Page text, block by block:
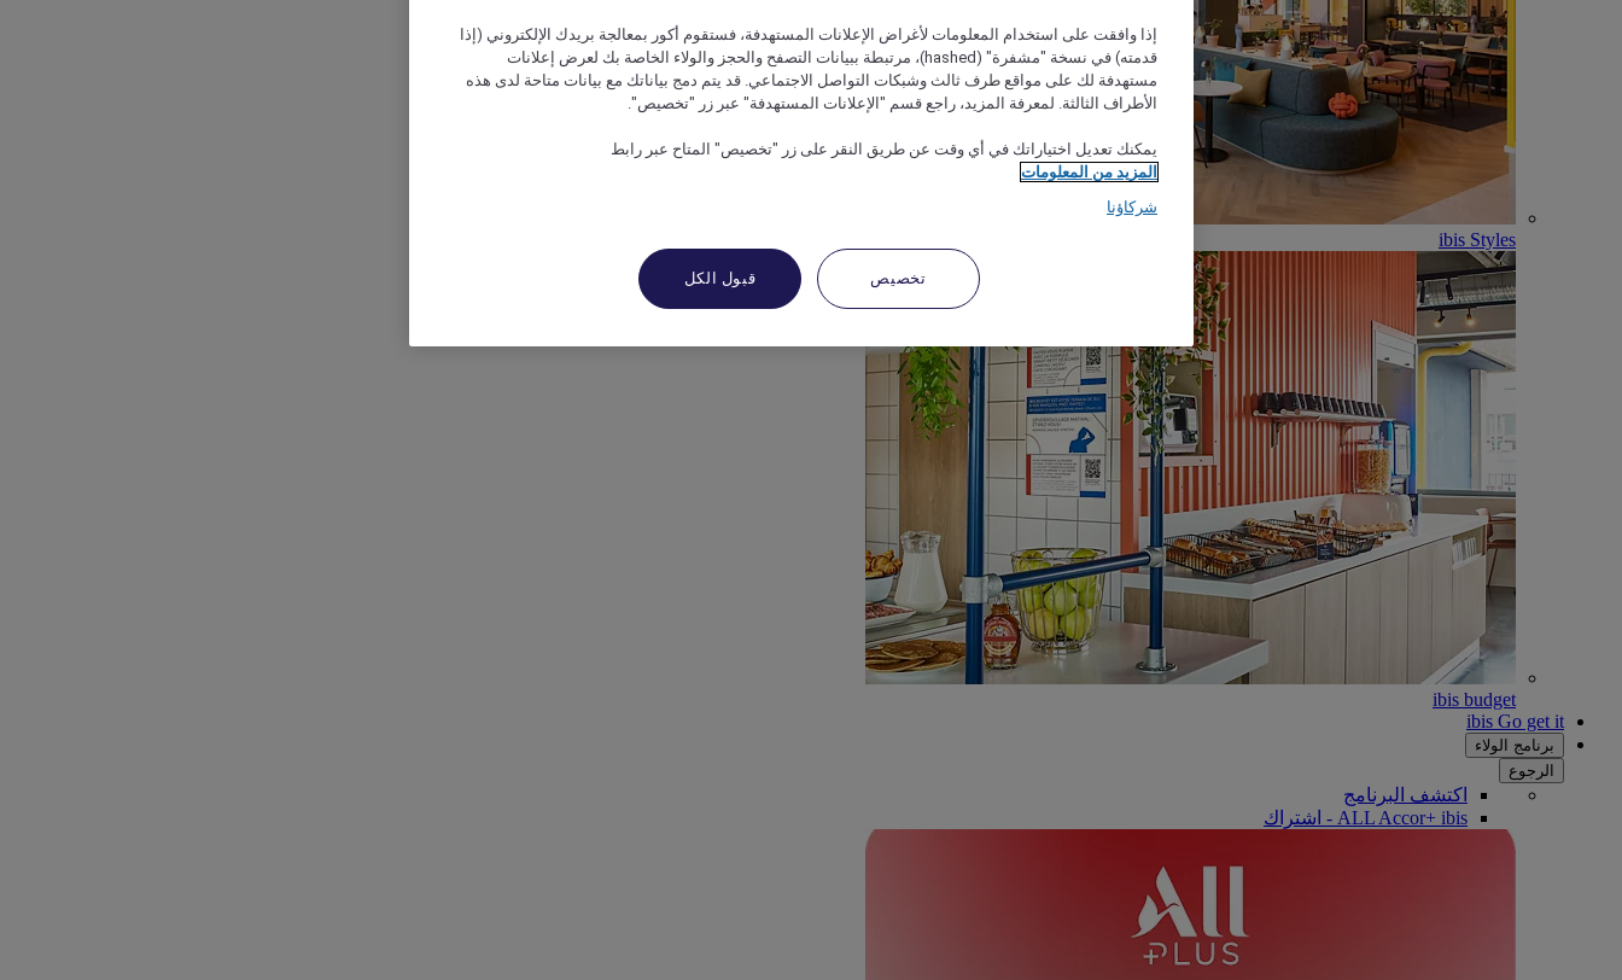
ibis Styles
ibis budget
ibis Go get it
برنامج الولاء
الرجوع
اكتشف البرنامج
ALL Accor+ ibis - اشتراك
إذا وافقت على استخدام المعلومات لأغراض الإعلانات المستهدفة، فستقوم أكور بمعالجة بريدك الإلكتروني (إذا
قدمته) في نسخة "مشفرة" (hashed)، مرتبطة ببيانات التصفح والحجز والولاء الخاصة بك لعرض إعلانات
مستهدفة لك على مواقع طرف ثالث وشبكات التواصل الاجتماعي. قد يتم دمج بياناتك مع بيانات متاحة لدى هذه
الأطراف الثالثة. لمعرفة المزيد، راجع قسم "الإعلانات المستهدفة" عبر زر "تخصيص".
يمكنك تعديل اختياراتك في أي وقت عن طريق النقر على زر "تخصيص" المتاح عبر رابط
المزيد من المعلومات
شركاؤنا
تخصيص قبول الكل